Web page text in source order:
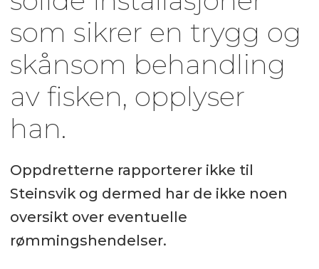
som sikrer en trygg og
skånsom behandling
av fisken, opplyser
han.
Oppdretterne rapporterer ikke til
Steinsvik og dermed har de ikke noen
oversikt over eventuelle
rømmingshendelser.